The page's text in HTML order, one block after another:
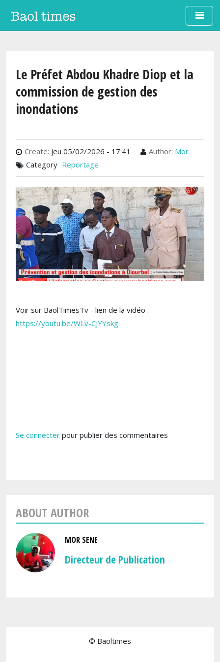
Aller au contenu principal
Le Préfet Abdou Khadre Diop et la
commission de gestion des
inondations
Create: jeu 05/02/2026 - 17:41 Author: Mor
Category Reportage
Voir sur BaolTimesTv - lien de la vidéo :
https://youtu.be/WLv-CJYYskg
Se connecter pour publier des commentaires
ABOUT AUTHOR
MOR SENE
Directeur de Publication
© Baoltimes